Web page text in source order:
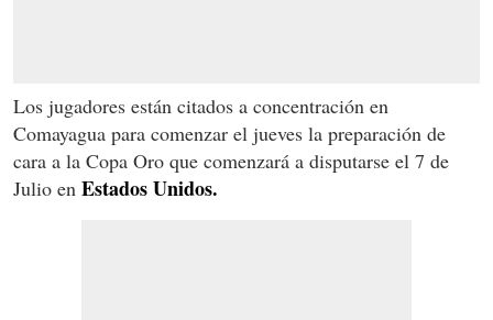
Los jugadores están citados a concentración en
Comayagua para comenzar el jueves la preparación de
cara a la Copa Oro que comenzará a disputarse el 7 de
Julio en Estados Unidos.